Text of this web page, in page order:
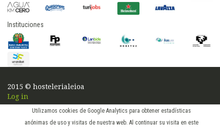
Utilizamos cookies de Google Analytics para obtener estadísticas
anónimas de uso y visitas de nuestra web. Al continuar su visita en este
Instituciones
2015 © hostelerialeioa
Log in